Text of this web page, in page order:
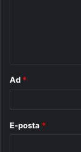
Ad *
E-posta *